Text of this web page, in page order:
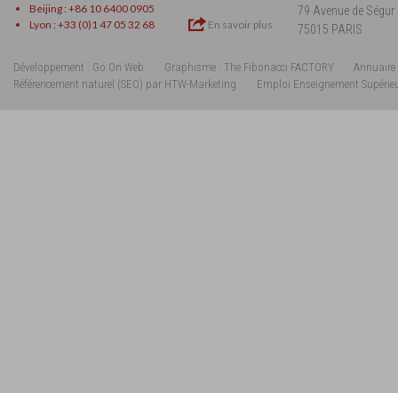
Beijing : +86 10 6400 0905
Lyon : +33 (0)1 47 05 32 68
En savoir plus
79 Avenue de Ségur
75015 PARIS
Développement : Go On Web Graphisme : The Fibonacci FACTORY
Annuaire
Référencement naturel (SEO) par HTW-Marketing
Emploi Enseignement